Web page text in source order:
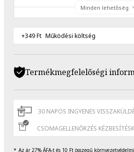
Minden lehetőség
+349 Ft Működési költség
Termékmegfelelőségi
30 NAPOS INGYENES
CSOMAGELLENŐRZÉS
Az ár 27% ÁFA-t és 10 Ft összegű